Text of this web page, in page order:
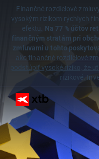
Finančné rozdielové
vysokým rizikom rýchlych
efektu. Na 77 % účtov
finančným stratám pri
zmluvami u tohto
ako finančné rozdielové
podstúpiť vysoké riziko, že
rizikové.